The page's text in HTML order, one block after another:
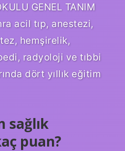
GENEL TANIM
acil tıp, anestezi,
hemşirelik,
radyoloji ve tıbbi
dört yıllık eğitim
sağlık
puan?